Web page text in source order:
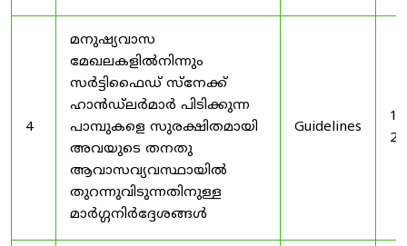
4
മനുഷ്യവാസ
മേഖലകളിൽനിന്നും
സർട്ടിഫൈഡ് സ്നേക്ക്
ഹാൻഡ്‌ലർമാർ പിടിക്കുന്ന
പാമ്പുകളെ സുരക്ഷിതമായി
അവയുടെ തനതു
ആവാസവ്യവസ്ഥായിൽ
തുറന്നുവിടുന്നതിനുള്ള
മാർഗ്ഗനിർദ്ദേശങ്ങൾ
Guidelines